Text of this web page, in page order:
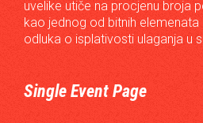
uvelike utiče na procjenu broja
kao jednog od bitnih
odluka o isplativosti ulaganja u
Single Event Page